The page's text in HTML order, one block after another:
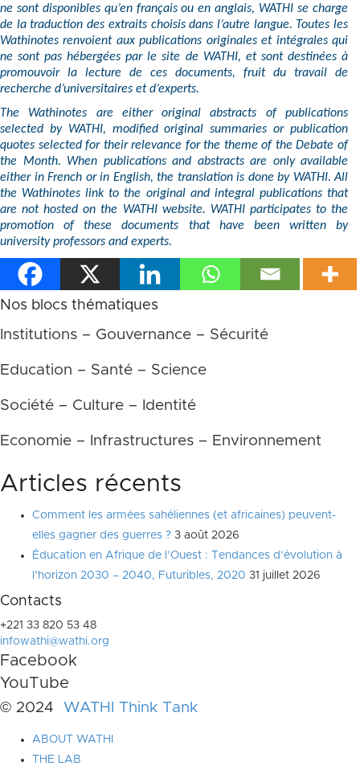
ne sont disponibles qu’en français ou en anglais, WATHI se charge
de la traduction des extraits choisis dans l’autre langue. Toutes les
Wathinotes renvoient aux publications originales et intégrales qui
ne sont pas hébergées par le site de WATHI, et sont destinées à
promouvoir la lecture de ces documents, fruit du travail de
recherche d’universitaires et d’experts.
The Wathinotes are either original abstracts of publications
selected by WATHI, modified original summaries or publication
quotes selected for their relevance for the theme of the Debate of
the Month. When publications and abstracts are only available
either in French or in English, the translation is done by WATHI. All
the Wathinotes link to the original and integral publications that
are not hosted on the WATHI website. WATHI participates to the
promotion of these documents that have been written by
university professors and experts.
Nos blocs thématiques
Institutions – Gouvernance – Sécurité
Education – Santé – Science
Société – Culture – Identité
Economie – Infrastructures – Environnement
Articles récents
Comment les armées sahéliennes (et africaines) peuvent-
elles gagner des guerres ? 3 août 2026
Éducation en Afrique de l’Ouest : Tendances d’évolution à
l’horizon 2030 – 2040, Futuribles, 2020 31 juillet 2026
Contacts
+221 33 820 53 48
infowathi@wathi.org
Facebook
YouTube
© 2024 WATHI Think Tank
ABOUT WATHI
THE LAB